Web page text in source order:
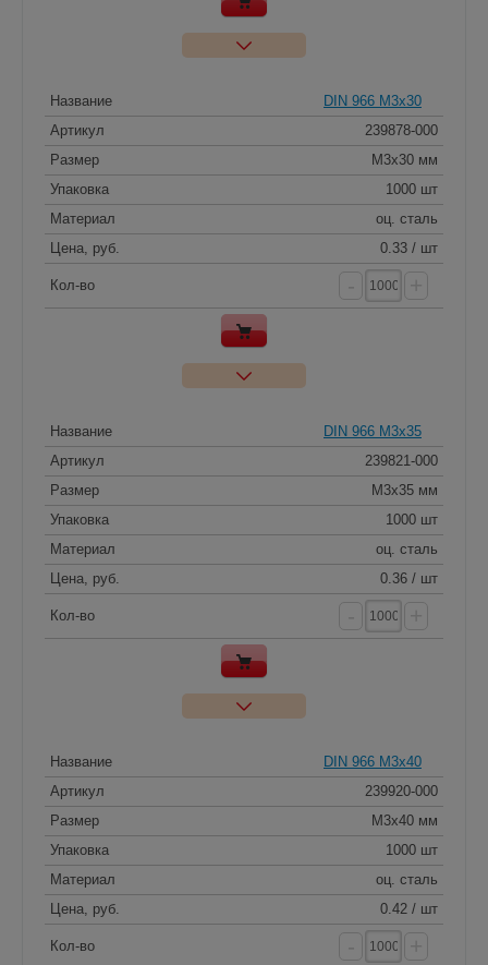
Название
DIN 966 M3x30
Артикул
239878-000
Размер
M3x30 мм
Упаковка
1000 шт
Материал
оц. сталь
Цена, руб.
0.33 / шт
Кол-во
Название
DIN 966 M3x35
Артикул
239821-000
Размер
M3x35 мм
Упаковка
1000 шт
Материал
оц. сталь
Цена, руб.
0.36 / шт
Кол-во
Название
DIN 966 M3x40
Артикул
239920-000
Размер
M3x40 мм
Упаковка
1000 шт
Материал
оц. сталь
Цена, руб.
0.42 / шт
Кол-во